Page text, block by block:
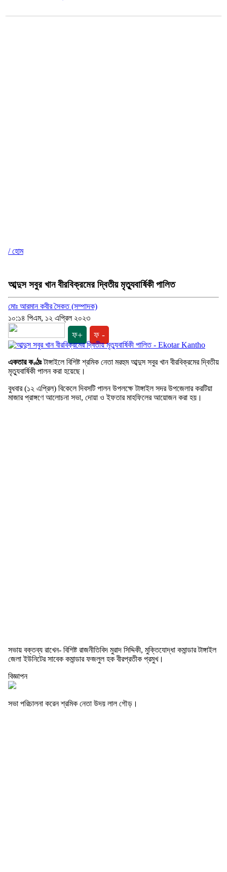
/ হোম
আব্দুস সবুর খান বীরবিক্রমের দ্বিতীয় মৃত্যুবার্ষিকী পালিত
মোঃ আরমান কবীর সৈকত (সম্পাদক)
১০:১৪ পিএম, ১২ এপ্রিল ২০২৩
ফ+ ফ -
একতার কণ্ঠঃটাঙ্গাইলে বিশিষ্ট শ্রমিক নেতা মরহুম আব্দুস সবুর খান বীরবিক্রমের দ্বিতীয়
মৃত্যুবার্ষিকী পালন করা হয়েছে।
বুধবার (১২ এপ্রিল) বিকেলে দিবসটি পালন উপলক্ষে টাঙ্গাইল সদর উপজেলার করটিয়া
মাজার প্রাঙ্গণে আলোচনা সভা, দোয়া ও ইফতার মাহফিলের আয়োজন করা হয়।
সভায় বক্তব্য রাখেন- বিশিষ্ট রাজনীতিবিদ মুরাদ সিদ্দিকী, মুক্তিযোদ্ধা কমান্ডার টাঙ্গাইল
জেলা ইউনিটের সাবেক কমান্ডার ফজলুল হক বীরপ্রতীক প্রমুখ।
বিজ্ঞাপন
সভা পরিচালনা করেন শ্রমিক নেতা উদয় লাল গৌড়।